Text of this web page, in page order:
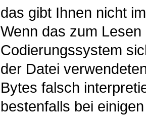
das gibt Ihnen nicht
Wenn das zum
Codierungssystem
der Datei
Bytes falsch
bestenfalls bei